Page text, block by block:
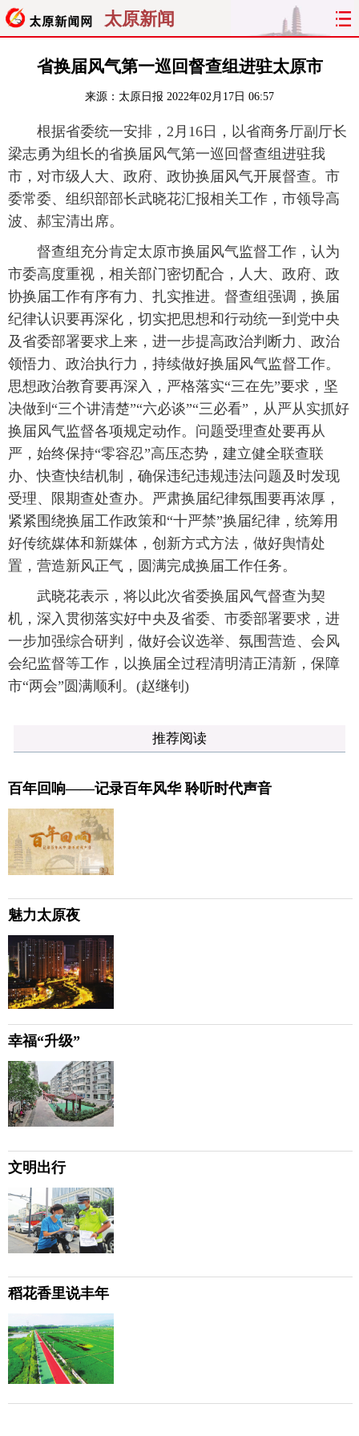
太原新闻
首页 聚焦 太原 山西
关注 文明
纵横 曝光 综合 专题
旅游 理财 政务 教育
看天下
太原日报 太原晚报 社区
省换届风气第一巡回督查组进驻太原市
来源： 太原日报 2022年02月17日 06:57
根据省委统一安排，2月16日，以省商务厅副厅长
梁志勇为组长的省换届风气第一巡回督查组进驻我
市，对市级人大、政府、政协换届风气开展督查。市
委常委、组织部部长武晓花汇报相关工作，市领导高
波、郝宝清出席。
督查组充分肯定太原市换届风气监督工作，认为
市委高度重视，相关部门密切配合，人大、政府、政
协换届工作有序有力、扎实推进。督查组强调，换届
纪律认识要再深化，切实把思想和行动统一到党中央
及省委部署要求上来，进一步提高政治判断力、政治
领悟力、政治执行力，持续做好换届风气监督工作。
思想政治教育要再深入，严格落实“三在先”要求，坚
决做到“三个讲清楚”“六必谈”“三必看”，从严从实抓好
换届风气监督各项规定动作。问题受理查处要再从
严，始终保持“零容忍”高压态势，建立健全联查联
办、快查快结机制，确保违纪违规违法问题及时发现
受理、限期查处查办。严肃换届纪律氛围要再浓厚，
紧紧围绕换届工作政策和“十严禁”换届纪律，统筹用
好传统媒体和新媒体，创新方式方法，做好舆情处
置，营造新风正气，圆满完成换届工作任务。
武晓花表示，将以此次省委换届风气督查为契
机，深入贯彻落实好中央及省委、市委部署要求，进
一步加强综合研判，做好会议选举、氛围营造、会风
会纪监督等工作，以换届全过程清明清正清新，保障
市“两会”圆满顺利。(赵继钊)
推荐阅读
百年回响——记录百年风华 聆听时代声音
魅力太原夜
幸福“升级”
文明出行
稻花香里说丰年